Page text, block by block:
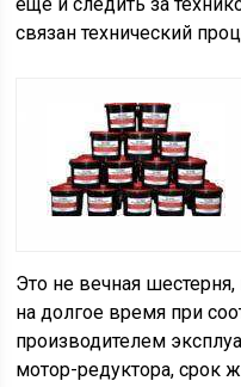
связан технический
Это не вечная
на долгое время при
производителем
мотор-редуктора, срок